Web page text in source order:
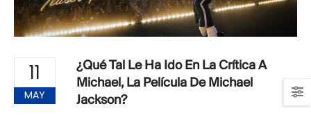
11
MAY
¿Qué Tal Le Ha Ido En La Crítica A
Michael, La Película De Michael
Jackson?